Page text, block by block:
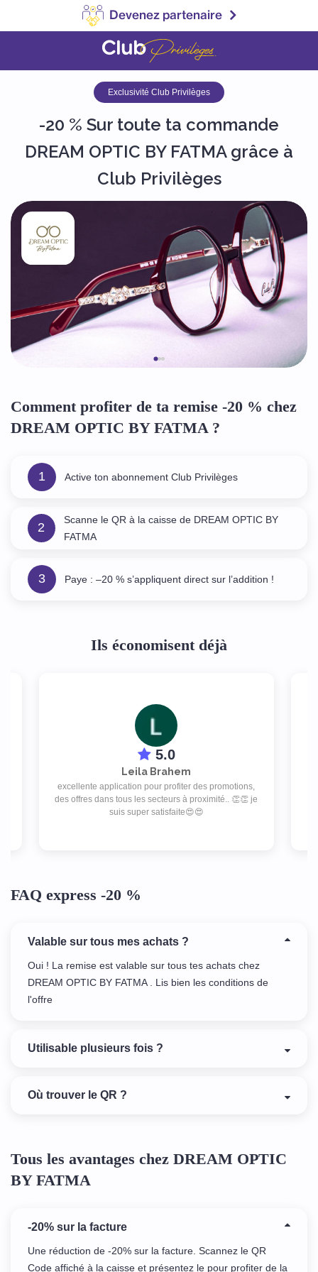
Devenez partenaire
Exclusivité Club Privilèges
-20 % Sur toute ta commande
DREAM OPTIC BY FATMA grâce à
Club Privilèges
Comment profiter de ta remise -20 % chez
DREAM OPTIC BY FATMA ?
1 Active ton abonnement Club Privilèges
2
Scanne le QR à la caisse de DREAM OPTIC BY
FATMA
3 Paye : –20 % s’appliquent direct sur l’addition !
Ils économisent déjà
5.0
Leila Brahem
excellente application pour profiter des promotions,
des offres dans tous les secteurs à proximité.. 👏👏 je
suis super satisfaite😍😍
FAQ express -20 %
Valable sur tous mes achats ?
Oui ! La remise est valable sur tous tes achats chez
DREAM OPTIC BY FATMA . Lis bien les conditions de
l'offre
Utilisable plusieurs fois ?
Où trouver le QR ?
Tous les avantages chez DREAM OPTIC
BY FATMA
-20% sur la facture
Une réduction de -20% sur la facture. Scannez le QR
Code affiché à la caisse et présentez le pour profiter de la